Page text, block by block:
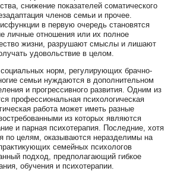
снижение показателей соматического
членов семьи и прочее.
в первую очередь становятся
личные отношения или их полное
жизни, разрушают смыслы и лишают
удовольствие в целом.
норм, регулирующих брачно-
семьи нуждаются в дополнительном
и прогрессивного развития. Одним из
профессиональная психологическая
работа может иметь разные
из которых являются
и парная психотерапия. Последние, хотя
по целям, оказываются неразделимы на
семейных психологов
подход, предполагающий гибкое
обучения и психотерапии.